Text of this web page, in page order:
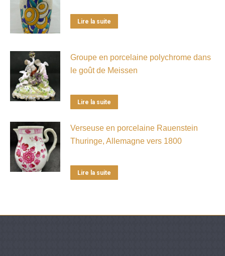
Lire la suite
Groupe en porcelaine polychrome dans
le goût de Meissen
Lire la suite
Verseuse en porcelaine Rauenstein
Thuringe, Allemagne vers 1800
Lire la suite